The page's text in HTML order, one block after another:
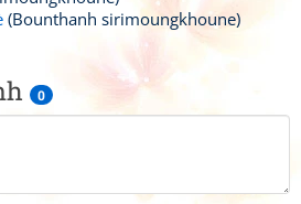
0
(Bounthanh sirimoungkhoune)